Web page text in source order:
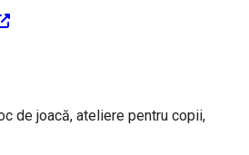
de joacă, ateliere pentru copii,